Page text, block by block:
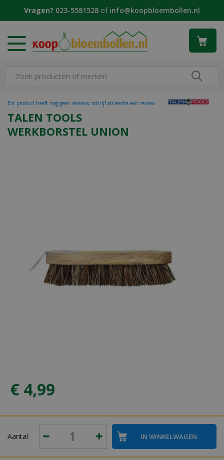
Vragen? 023-5581528 of info@koopbloembollen.nl
TALEN TOOLS
WERKBORSTEL UNION
Dit product heeft nog geen reviews, schrijf als eerste een review
€ 4,99
Aantal